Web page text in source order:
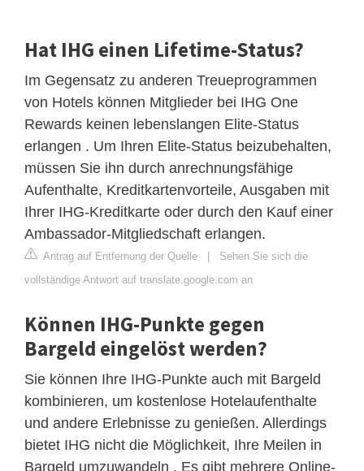
Hat IHG einen Lifetime-Status?
Im Gegensatz zu anderen Treueprogrammen
von Hotels können Mitglieder bei IHG One
Rewards keinen lebenslangen Elite-Status
erlangen . Um Ihren Elite-Status beizubehalten,
müssen Sie ihn durch anrechnungsfähige
Aufenthalte, Kreditkartenvorteile, Ausgaben mit
Ihrer IHG-Kreditkarte oder durch den Kauf einer
Ambassador-Mitgliedschaft erlangen.
Antrag auf Entfernung der Quelle | Sehen Sie sich die
vollständige Antwort auf translate.google.com an
Können IHG-Punkte gegen
Bargeld eingelöst werden?
Sie können Ihre IHG-Punkte auch mit Bargeld
kombinieren, um kostenlose Hotelaufenthalte
und andere Erlebnisse zu genießen. Allerdings
bietet IHG nicht die Möglichkeit, Ihre Meilen in
Bargeld umzuwandeln . Es gibt mehrere Online-